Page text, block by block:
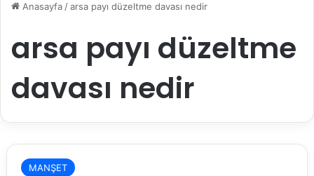
Anasayfa /arsa payı düzeltme davası nedir
arsa payı düzeltme
davası nedir
MANŞET